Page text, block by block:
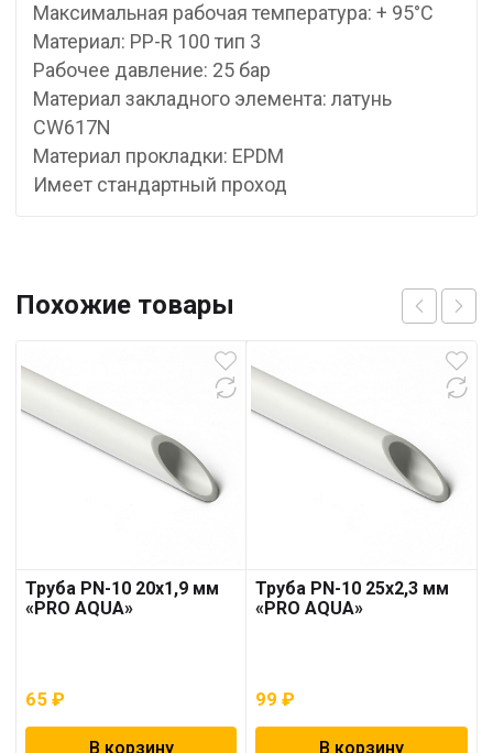
Максимальная рабочая температура: + 95°С
Материал: PP-R 100 тип 3
Рабочее давление: 25 бар
Материал закладного элемента: латунь
CW617N
Материал прокладки: EPDM
Имеет стандартный проход
Похожие товары
Труба PN-10 20х1,9 мм
«PRO AQUA»
65 ₽
В корзину
Труба PN-10 25х2,3 мм
«PRO AQUA»
99₽
В корзину